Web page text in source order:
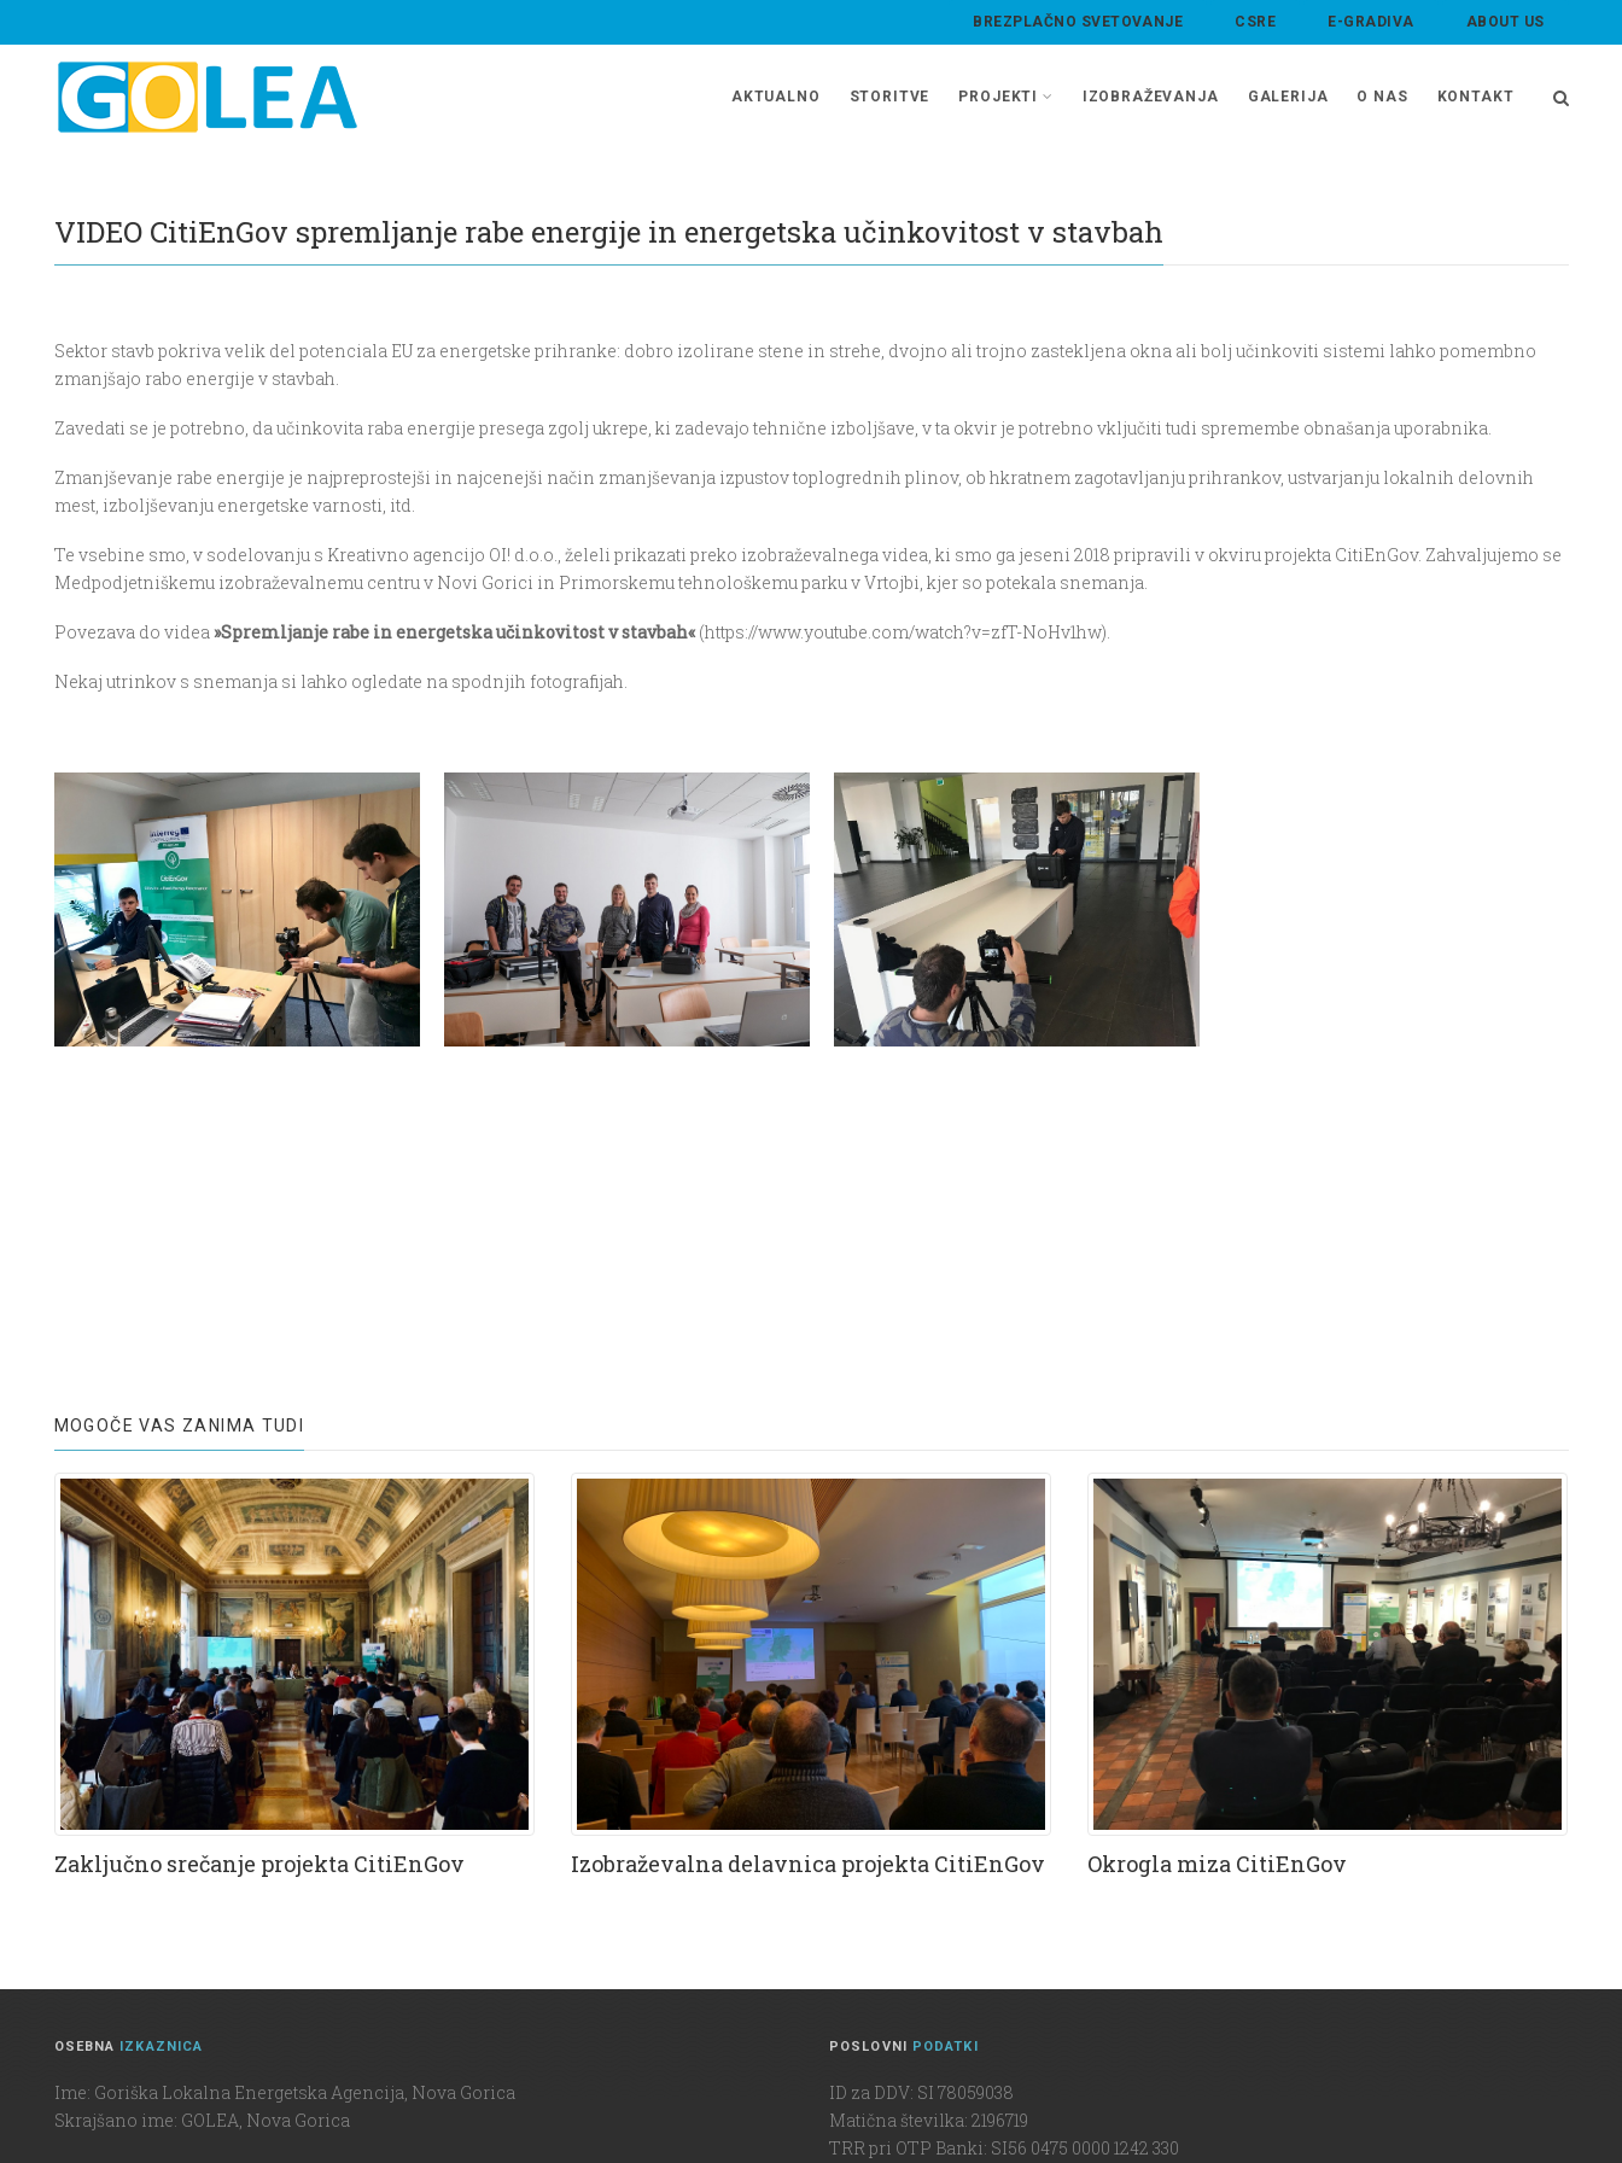
BREZPLAČNO SVETOVANJE CSRE E-GRADIVA ABOUT US
AKTUALNO STORITVE PROJEKTI IZOBRAŽEVANJA GALERIJA O NAS KONTAKT
VIDEO CitiEnGov spremljanje rabe energije in energetska učinkovitost v stavbah
Sektor stavb pokriva velik del potenciala EU za energetske prihranke: dobro izolirane stene in strehe, dvojno ali trojno zastekljena okna ali bolj učinkoviti sistemi lahko pomembno
zmanjšajo rabo energije v stavbah.
Zavedati se je potrebno, da učinkovita raba energije presega zgolj ukrepe, ki zadevajo tehnične izboljšave, v ta okvir je potrebno vključiti tudi spremembe obnašanja uporabnika.
Zmanjševanje rabe energije je najpreprostejši in najcenejši način zmanjševanja izpustov toplogrednih plinov, ob hkratnem zagotavljanju prihrankov, ustvarjanju lokalnih delovnih
mest, izboljševanju energetske varnosti, itd.
Te vsebine smo, v sodelovanju s Kreativno agencijo OI! d.o.o., želeli prikazati preko izobraževalnega videa, ki smo ga jeseni 2018 pripravili v okviru projekta CitiEnGov. Zahvaljujemo se
Medpodjetniškemu izobraževalnemu centru v Novi Gorici in Primorskemu tehnološkemu parku v Vrtojbi, kjer so potekala snemanja.
Povezava do videa»Spremljanje rabe in energetska učinkovitost v stavbah«(https://www.youtube.com/watch?v=zfT-NoHv1hw).
Nekaj utrinkov s snemanja si lahko ogledate na spodnjih fotografijah.
MOGOČE VAS ZANIMA TUDI
Zaključno srečanje projekta CitiEnGov Izobraževalna delavnica projekta CitiEnGov Okrogla miza CitiEnGov
OSEBNA IZKAZNICA
Ime: Goriška Lokalna Energetska Agencija, Nova Gorica
Skrajšano ime: GOLEA, Nova Gorica
POSLOVNI PODATKI
ID za DDV: SI 78059038
Matična številka: 2196719
TRR pri OTP Banki: SI56 0475 0000 1242 330